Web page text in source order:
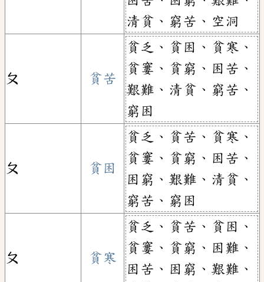
清貧、窮苦、空洞
ㄆ 貧苦
貧乏、貧困、貧寒、
貧窶、貧窮、困苦、
艱難、清貧、窮苦、
窮困
ㄆ 貧困
貧乏、貧苦、貧寒、
貧窶、貧窮、困苦、
困窮、艱難、清貧、
窮苦、窮困
ㄆ 貧寒
貧乏、貧苦、貧困、
貧窶、貧窮、困難、
困苦、困窮、艱難、